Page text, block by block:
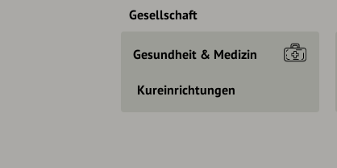
Gesellschaft
Gesundheit & Medizin
Kureinrichtungen